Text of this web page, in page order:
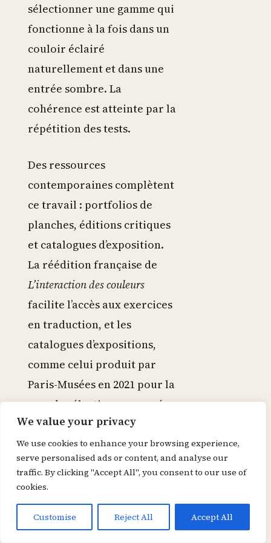
We value your privacy
We use cookies to enhance your browsing experience,
serve personalised ads or content, and analyse our
traffic. By clicking "Accept All", you consent to our use of
cookies.
Customise Reject All Accept All
sélectionner une gamme qui
fonctionne à la fois dans un
couloir éclairé
naturellement et dans une
entrée sombre. La
cohérence est atteinte par la
répétition des tests.
Des ressources
contemporaines complètent
ce travail : portfolios de
planches, éditions critiques
et catalogues d’exposition.
La réédition française de
L’interaction des couleurs
facilite l’accès aux exercices
en traduction, et les
catalogues d’expositions,
comme celui produit par
Paris-Musées en 2021 pour la
grande sélection consacrée
au couple Albers,
fournissent des repères
visuels et historiques utiles
pour le cours.
Pour un atelier de design, il